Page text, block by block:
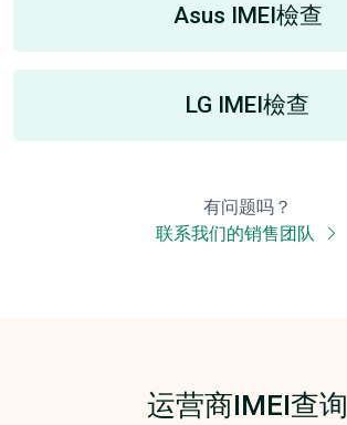
Asus IMEI檢查
LG IMEI檢查
有问题吗？
联系我们的销售团队
运营商IMEI查询